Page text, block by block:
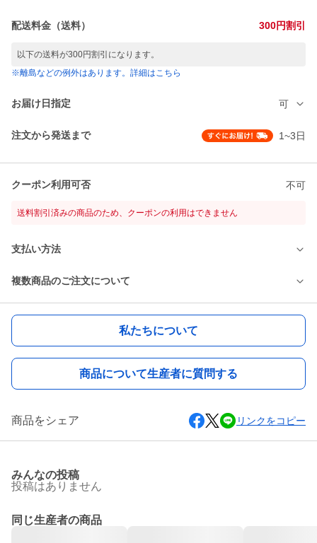
配送料金（送料） 300円割引
以下の送料が300円割引になります。
※離島などの例外はあります。詳細はこちら
お届け日指定 可
注文から発送まで 1~3日
クーポン利用可否 不可
送料割引済みの商品のため、クーポンの利用はできません
支払い方法
複数商品のご注文について
私たちについて
商品について生産者に質問する
商品をシェア リンクをコピー
みんなの投稿
投稿はありません
同じ生産者の商品